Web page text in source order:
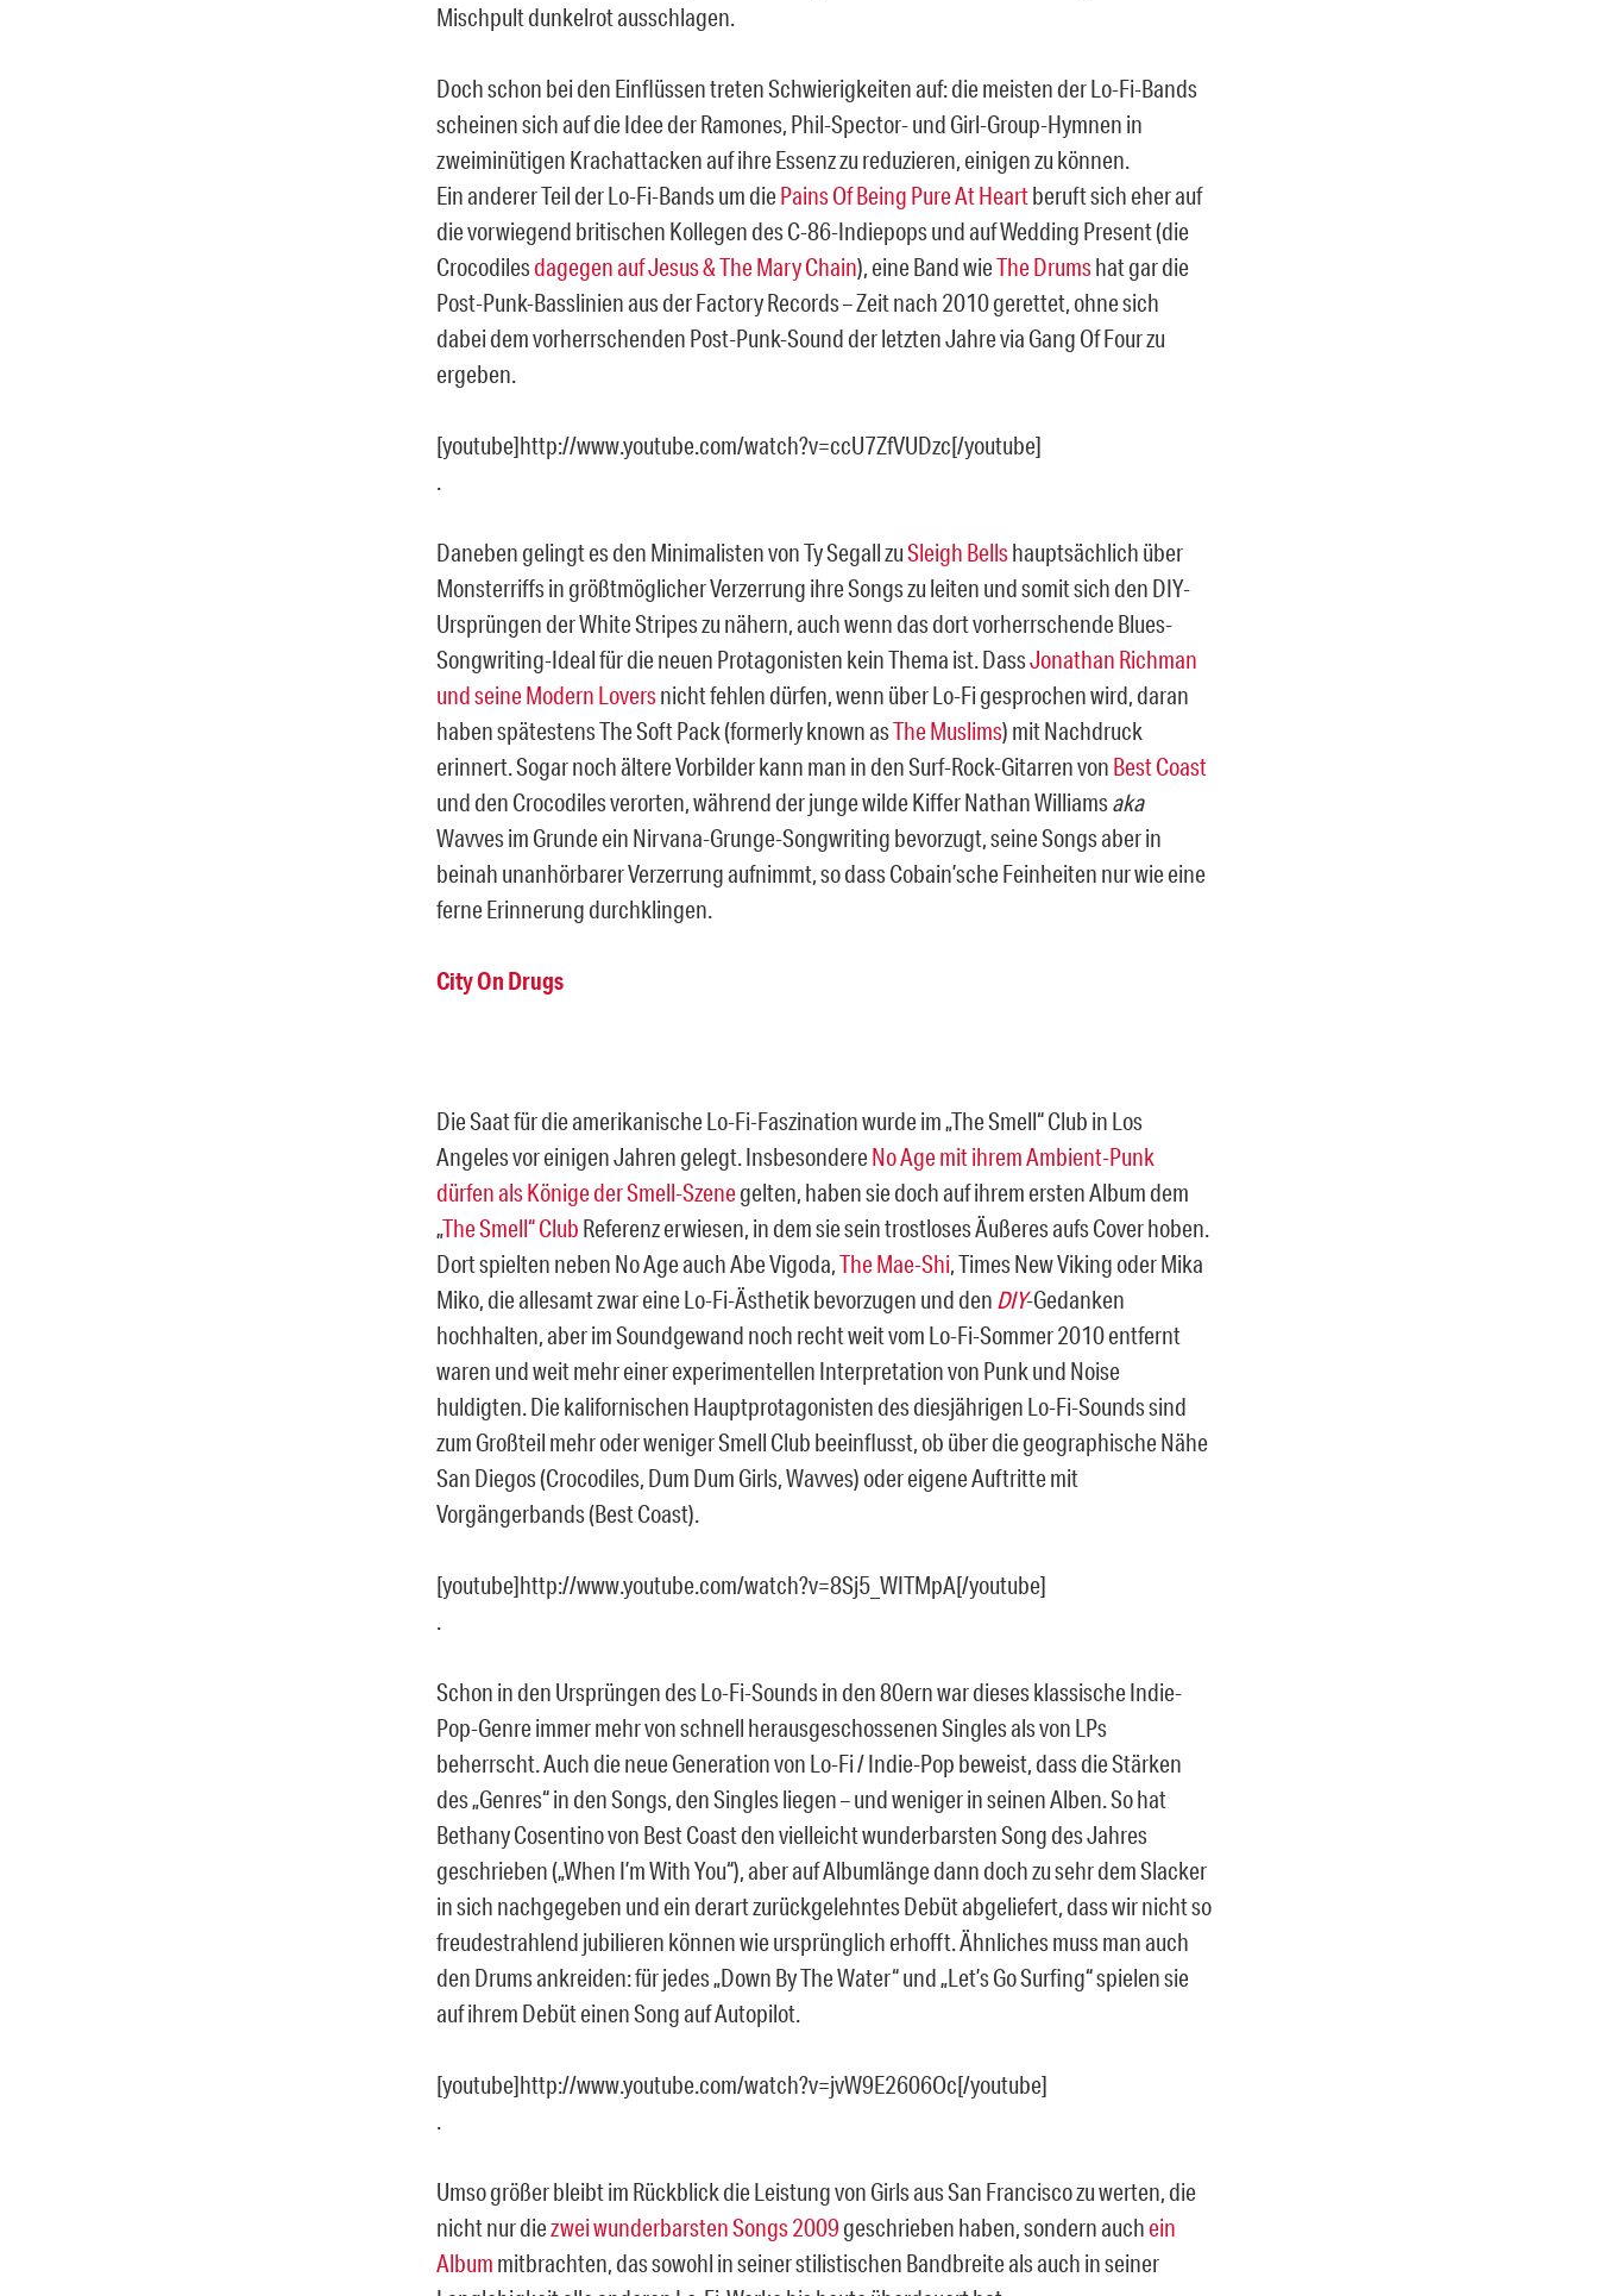
Mischpult dunkelrot ausschlagen.
Doch schon bei den Einflüssen treten Schwierigkeiten auf: die meisten der Lo-Fi-Bands
scheinen sich auf die Idee der Ramones, Phil-Spector- und Girl-Group-Hymnen in
zweiminütigen Krachattacken auf ihre Essenz zu reduzieren, einigen zu können.
Ein anderer Teil der Lo-Fi-Bands um diePains Of Being Pure At Heartberuft sich eher auf
die vorwiegend britischen Kollegen des C-86-Indiepops und auf Wedding Present (die
Crocodilesdagegen auf Jesus & The Mary Chain), eine Band wieThe Drumshat gar die
Post-Punk-Basslinien aus der Factory Records – Zeit nach 2010 gerettet, ohne sich
dabei dem vorherrschenden Post-Punk-Sound der letzten Jahre via Gang Of Four zu
ergeben.
[youtube]http://www.youtube.com/watch?v=ccU7ZfVUDzc[/youtube]
.
Daneben gelingt es den Minimalisten von Ty Segall zuSleigh Bellshauptsächlich über
Monsterriffs in größtmöglicher Verzerrung ihre Songs zu leiten und somit sich den DIY-
Ursprüngen der White Stripes zu nähern, auch wenn das dort vorherrschende Blues-
Songwriting-Ideal für die neuen Protagonisten kein Thema ist. DassJonathan Richman
und seine Modern Loversnicht fehlen dürfen, wenn über Lo-Fi gesprochen wird, daran
haben spätestens The Soft Pack (formerly known asThe Muslims) mit Nachdruck
erinnert. Sogar noch ältere Vorbilder kann man in den Surf-Rock-Gitarren von Best Coast
und den Crocodiles verorten, während der junge wilde Kiffer Nathan Williamsaka
Wavves im Grunde ein Nirvana-Grunge-Songwriting bevorzugt, seine Songs aber in
beinah unanhörbarer Verzerrung aufnimmt, so dass Cobain’sche Feinheiten nur wie eine
ferne Erinnerung durchklingen.
City On Drugs
Die Saat für die amerikanische Lo-Fi-Faszination wurde im „The Smell“ Club in Los
Angeles vor einigen Jahren gelegt. InsbesondereNo Age mit ihrem Ambient-Punk
dürfen als Könige der Smell-Szenegelten, haben sie doch auf ihrem ersten Album dem
„The Smell“ Club Referenz erwiesen, in dem sie sein trostloses Äußeres aufs Cover hoben.
Dort spielten neben No Age auch Abe Vigoda,The Mae-Shi, Times New Viking oder Mika
Miko, die allesamt zwar eine Lo-Fi-Ästhetik bevorzugen und den DIY-Gedanken
hochhalten, aber imSoundgewand noch recht weit vom Lo-Fi-Sommer 2010 entfernt
waren und weit mehr einer experimentellen Interpretation von Punk und Noise
huldigten. Die kalifornischen Hauptprotagonisten des diesjährigen Lo-Fi-Sounds sind
zum Großteil mehr oder weniger Smell Club beeinflusst, ob über die geographische Nähe
San Diegos (Crocodiles, Dum Dum Girls, Wavves) oder eigene Auftritte mit
Vorgängerbands (Best Coast).
[youtube]http://www.youtube.com/watch?v=8Sj5_WITMpA[/youtube]
.
Schon in den Ursprüngen des Lo-Fi-Sounds in den 80ern war dieses klassische Indie-
Pop-Genre immer mehr von schnell herausgeschossenen Singles als von LPs
beherrscht. Auch die neue Generation von Lo-Fi / Indie-Pop beweist, dass die Stärken
des „Genres“ in den Songs, den Singles liegen – und weniger in seinen Alben. So hat
Bethany Cosentino von Best Coast den vielleicht wunderbarsten Song des Jahres
geschrieben („When I’m With You“), aber auf Albumlänge dann doch zu sehr dem Slacker
in sich nachgegeben und ein derart zurückgelehntes Debüt abgeliefert, dass wir nicht so
freudestrahlend jubilieren können wie ursprünglich erhofft. Ähnliches muss man auch
den Drums ankreiden: für jedes „Down By The Water“ und „Let’s Go Surfing“ spielen sie
auf ihrem Debüt einen Song auf Autopilot.
[youtube]http://www.youtube.com/watch?v=jvW9E2606Oc[/youtube]
.
Umso größer bleibt im Rückblick die Leistung von Girls aus San Francisco zu werten, die
nicht nur diezwei wunderbarsten Songs 2009geschrieben haben, sondern auchein
Album mitbrachten, das sowohl in seiner stilistischen Bandbreite als auch in seiner